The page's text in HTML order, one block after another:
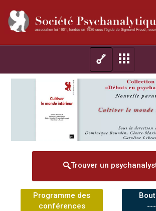
Trouver un
Programme des
conférences